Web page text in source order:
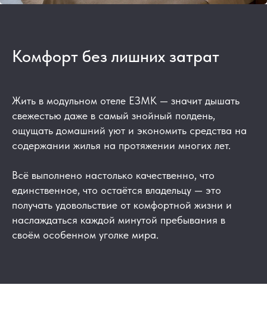
Комфорт без лишних затрат
Жить в модульном отеле ЕЗМК — значит дышать
свежестью даже в самый знойный полдень,
ощущать домашний уют и экономить средства на
содержании жилья на протяжении многих лет.
Всё выполнено настолько качественно, что
единственное, что остаётся владельцу — это
получать удовольствие от комфортной жизни и
наслаждаться каждой минутой пребывания в
своём особенном уголке мира.